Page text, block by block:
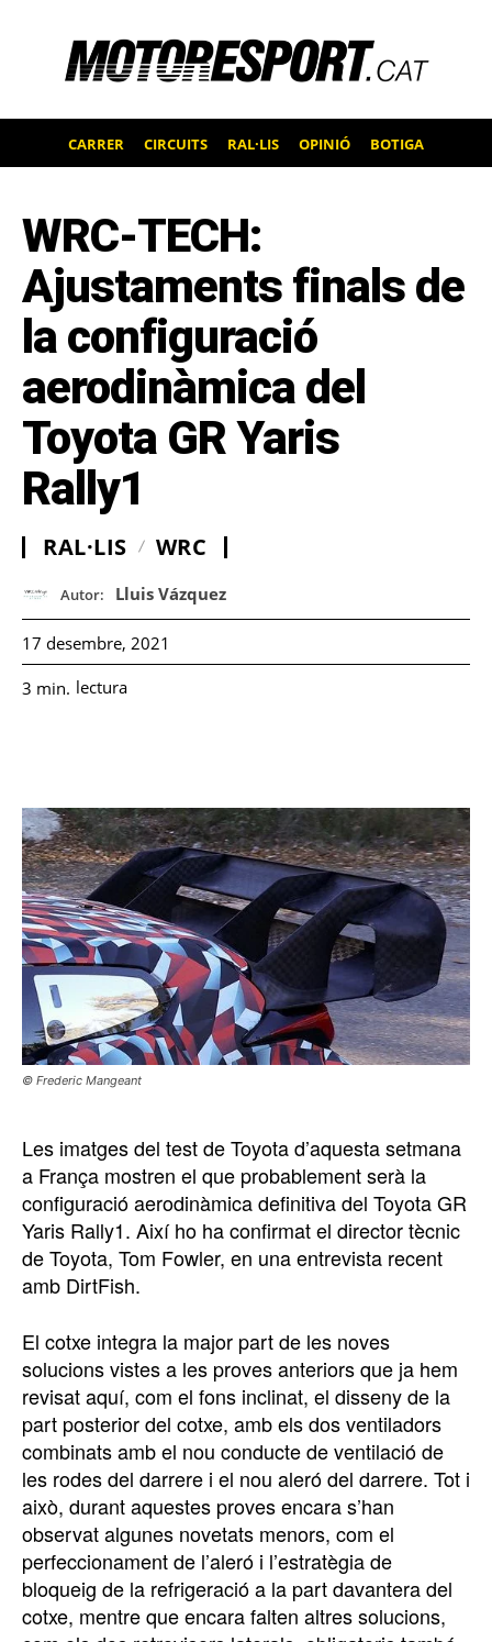
CARRER CIRCUITS RAL·LIS OPINIÓ BOTIGA
WRC-TECH:
Ajustaments finals de
la configuració
aerodinàmica del
Toyota GR Yaris
Rally1
RAL·LIS WRC
Autor: Lluis Vázquez
17 desembre, 2021
3 min. lectura
© Frederic Mangeant
Les imatges del test de Toyota d’aquesta setmana
a França mostren el que probablement serà la
configuració aerodinàmica definitiva del Toyota GR
Yaris Rally1. Així ho ha confirmat el director tècnic
de Toyota, Tom Fowler, en una entrevista recent
amb DirtFish.
El cotxe integra la major part de les noves
solucions vistes a les proves anteriors que ja hem
revisat aquí, com el fons inclinat, el disseny de la
part posterior del cotxe, amb els dos ventiladors
combinats amb el nou conducte de ventilació de
les rodes del darrere i el nou aleró del darrere. Tot i
això, durant aquestes proves encara s’han
observat algunes novetats menors, com el
perfeccionament de l’aleró i l’estratègia de
bloqueig de la refrigeració a la part davantera del
cotxe, mentre que encara falten altres solucions,